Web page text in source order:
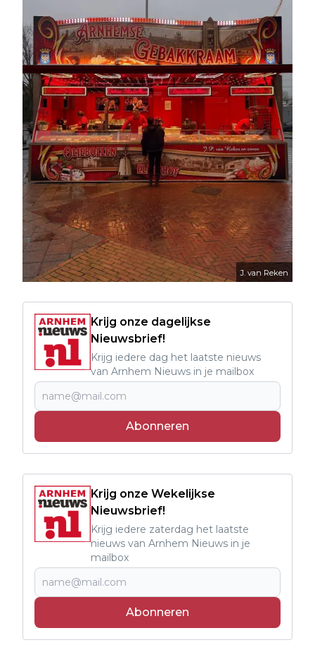
J. van Reken
Krijg onze dagelijkse
Nieuwsbrief!
Krijg iedere dag het laatste nieuws
van Arnhem Nieuws in je mailbox
Abonneren
Krijg onze Wekelijkse
Nieuwsbrief!
Krijg iedere zaterdag het laatste
nieuws van Arnhem Nieuws in je
mailbox
Abonneren